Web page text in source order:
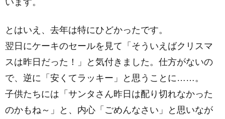
とはいえ、去年は特にひどかったです。
翌日にケーキのセールを見て「そういえばクリスマ
スは昨日だった！」と気付きました。仕方がないの
で、逆に「安くてラッキー」と思うことに……。
子供たちには「サンタさん昨日は配り切れなかった
のかもね～」と、内心「ごめんなさい」と思いなが